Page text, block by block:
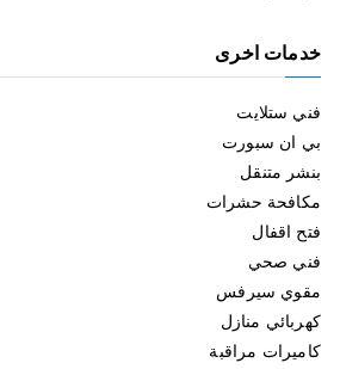
خدمات اخرى
فني ستلايت
بي ان سبورت
بنشر متنقل
مكافحة حشرات
فتح اقفال
فني صحي
مقوي سيرفس
كهربائي منازل
كاميرات مراقبة